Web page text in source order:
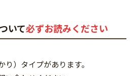
いて必ずお読みください
）タイプがあります。